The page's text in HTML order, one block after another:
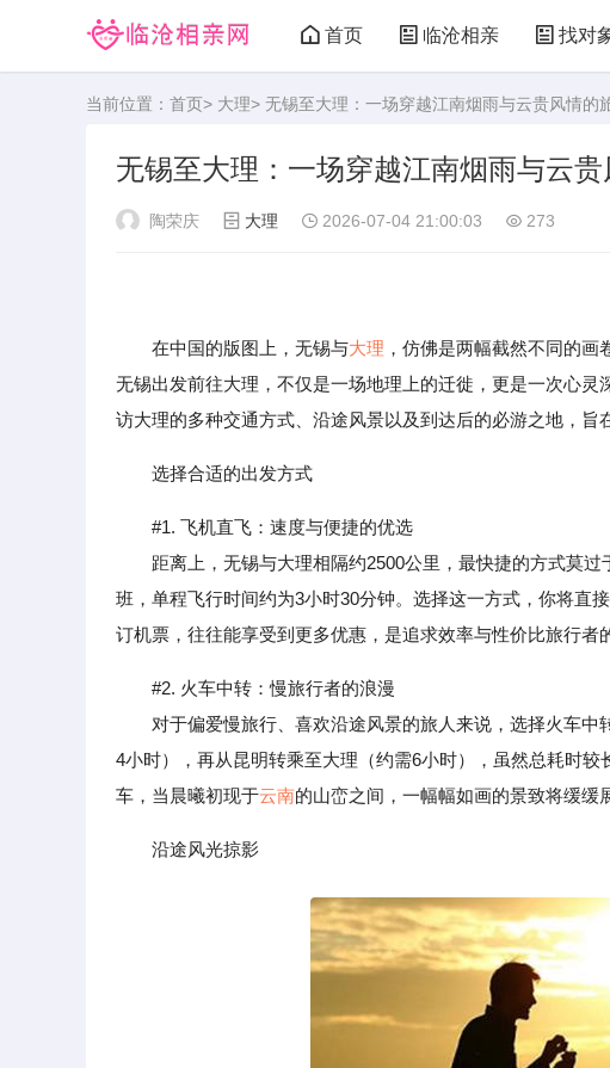
首页 临沧相亲 找对
当前位置： 首页> 大理> 无锡至大理：一场穿越江南烟雨与云贵风情的
无锡至大理：一场穿越江南烟雨与云
陶荣庆 大理 2026-07-04 21:00:03 273
在中国的版图上，无锡与大理 ，仿佛是两幅截然不同的
无锡出发前往大理，不仅是一场地理上的迁徙，更是一次心
访大理的多种交通方式、沿途风景以及到达后的必游之地，旨
选择合适的出发方式
#1. 飞机直飞：速度与便捷的优选
距离上，无锡与大理相隔约2500公里，最快捷的方式莫过
班，单程飞行时间约为3小时30分钟。选择这一方式，你将直
订机票，往往能享受到更多优惠，是追求效率与性价比旅行者
#2. 火车中转：慢旅行者的浪漫
对于偏爱慢旅行、喜欢沿途风景的旅人来说，选择火车中
4小时），再从昆明转乘至大理（约需6小时），虽然总耗时
车，当晨曦初现于云南的山峦之间，一幅幅如画的景致将缓缓
沿途风光掠影